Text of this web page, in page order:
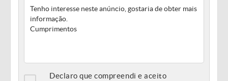
Declaro que compreendi e aceito